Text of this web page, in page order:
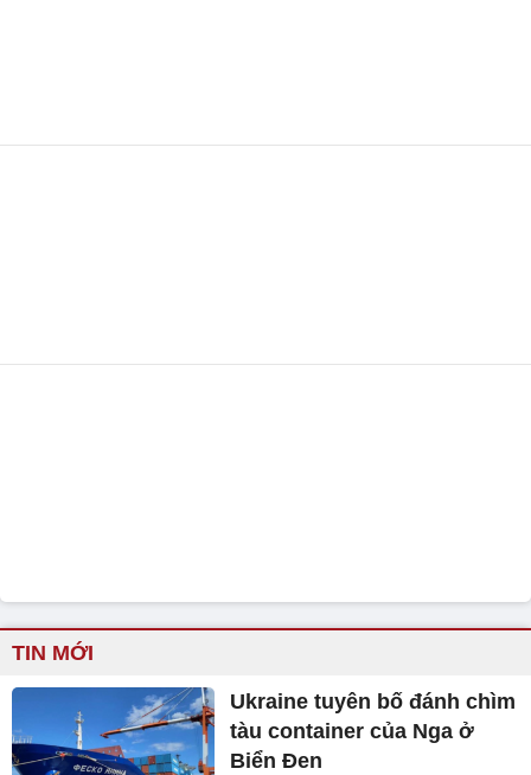
TIN MỚI
Ukraine tuyên bố đánh chìm
tàu container của Nga ở
Biển Đen